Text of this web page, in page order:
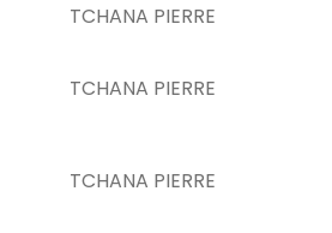
TCHANA PIERRE
TCHANA PIERRE
TCHANA PIERRE